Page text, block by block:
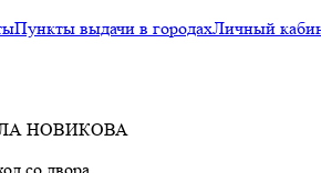
Пункты выдачи в городахЛичный
НОВИКОВА